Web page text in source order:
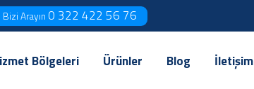
Bizi Arayın0 322 422 56 76
Bölgeleri Ürünler Blog İletişim